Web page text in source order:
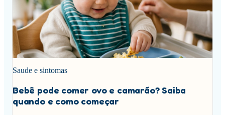
Saude e sintomas
Bebê pode comer ovo e camarão? Saiba
quando e como começar